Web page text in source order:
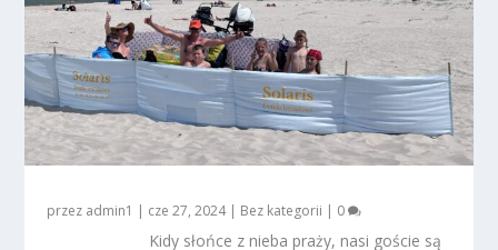
przez admin1 | cze 27, 2024| Bez kategorii | 0
Kidy słońce z nieba praży, nasi goście są